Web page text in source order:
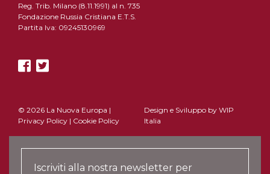
Reg. Trib. Milano (8.11.1991) al n. 735
Fondazione Russia Cristiana E.T.S.
Partita Iva: 09245130969
© 2026 La Nuova Europa |
Privacy Policy | Cookie Policy
Design e Sviluppo by WIP
Italia
Iscriviti alla nostra newsletter per